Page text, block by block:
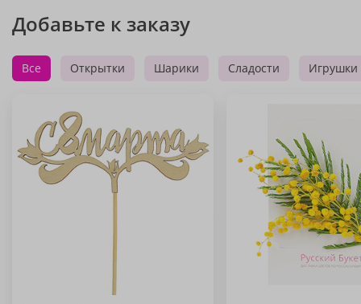
Добавьте к заказу
Все Открытки Шарики Сладости Игрушки